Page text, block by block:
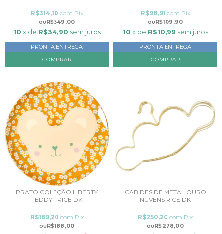
R$349,00
R$314,10 com Pix
10 x de R$34,90 sem juros
PRONTA ENTREGA
R$109,90
R$98,91 com Pix
10 x de R$10,99 sem juros
PRONTA ENTREGA
COMPRAR
PRATO COLEÇÃO LIBERTY
TEDDY - RICE DK
R$188,00
R$169,20 com Pix
CABIDES DE METAL OURO
NUVENS RICE DK
R$278,00
R$250,20 com Pix